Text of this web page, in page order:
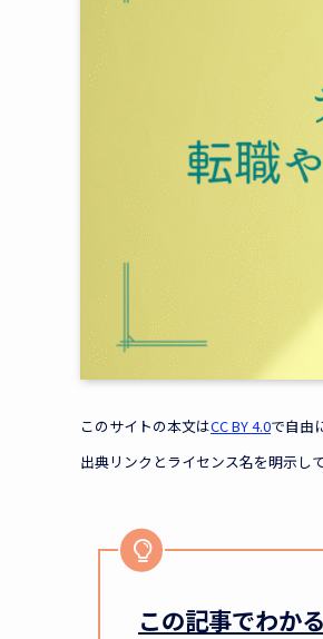
このサイトの本文はCC BY 4.0で自由
出典リンクとライセンス名を明示し
この記事でわか